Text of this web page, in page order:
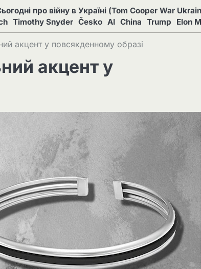
про війну в Україні (Tom Cooper War
Timothy Snyder Česko AI China Trump Elon
акцент у повсякденному образі
акцент у